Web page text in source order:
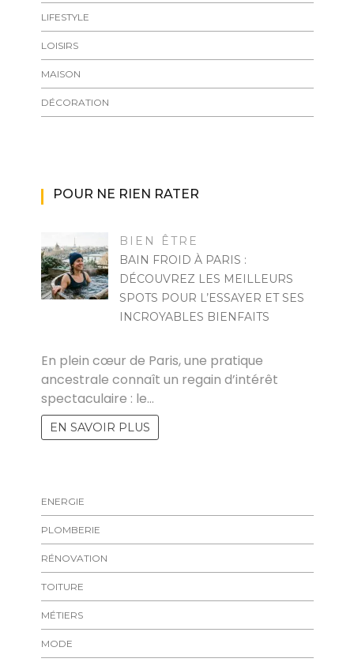
LIFESTYLE
LOISIRS
MAISON
DÉCORATION
POUR NE RIEN RATER
BIEN ÊTRE
BAIN FROID À PARIS :
DÉCOUVREZ LES MEILLEURS
SPOTS POUR L’ESSAYER ET SES
INCROYABLES BIENFAITS
En plein cœur de Paris, une pratique
ancestrale connaît un regain d’intérêt
spectaculaire : le…
EN SAVOIR PLUS
ENERGIE
PLOMBERIE
RÉNOVATION
TOITURE
MÉTIERS
MODE